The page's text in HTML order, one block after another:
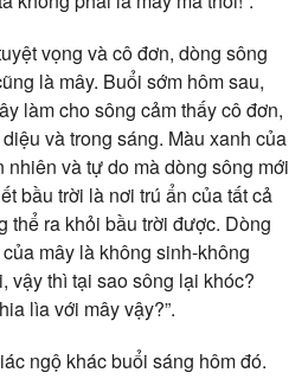
vọng và cô đơn, dòng sông
là mây. Buổi sớm hôm sau,
làm cho sông cảm thấy cô đơn,
và trong sáng. Màu xanh của
và tự do mà dòng sông mới
bầu trời là nơi trú ẩn của tất cả
thể ra khỏi bầu trời được. Dòng
mây là không sinh-không
vậy thì tại sao sông lại khóc?
lìa với mây vậy?”.
ngộ khác buổi sáng hôm đó.